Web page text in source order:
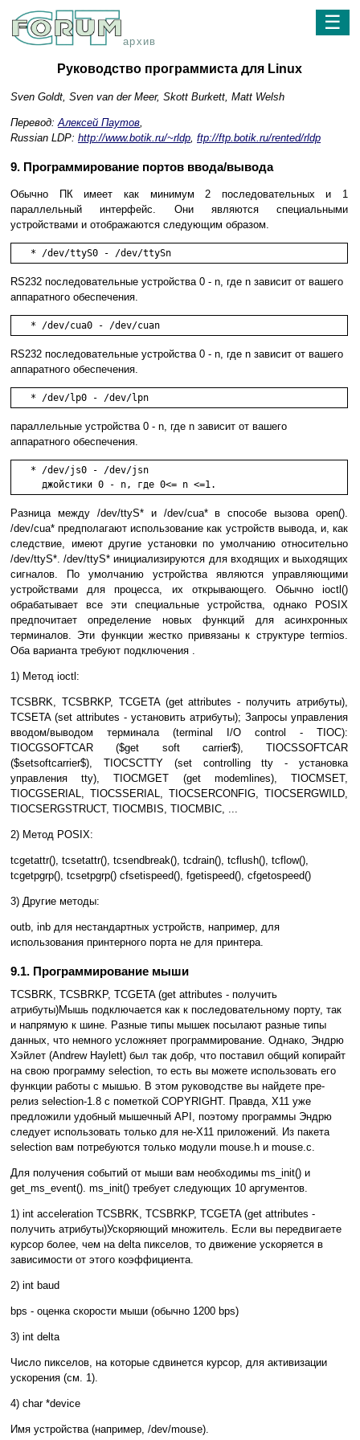
архив
☰
Руководство программиста для Linux
Sven Goldt, Sven van der Meer, Skott Burkett, Matt Welsh
Перевод:Алексей Паутов,
Russian LDP: http://www.botik.ru/~rldp, ftp://ftp.botik.ru/rented/rldp
9. Программирование портов ввода/вывода
Обычно ПК имеет как минимум 2 последовательных и 1
параллельный интерфейс. Они являются специальными
устройствами и отображаются следующим образом.
   * /dev/ttyS0 - /dev/ttySn
RS232 последовательные устройства 0 - n, где n зависит от вашего
аппаратного обеспечения.
   * /dev/cua0 - /dev/cuan
RS232 последовательные устройства 0 - n, где n зависит от вашего
аппаратного обеспечения.
   * /dev/lp0 - /dev/lpn
параллельные устройства 0 - n, где n зависит от вашего
аппаратного обеспечения.
   * /dev/js0 - /dev/jsn
     джойстики 0 - n, где 0<= n <=1.
Разница между /dev/ttyS* и /dev/cua* в способе вызова open().
/dev/cua* предполагают использование как устройств вывода, и, как
следствие, имеют другие установки по умолчанию относительно
/dev/ttyS*. /dev/ttyS* инициализируются для входящих и выходящих
сигналов. По умолчанию устройства являются управляющими
устройствами для процесса, их открывающего. Обычно ioctl()
обрабатывает все эти специальные устройства, однако POSIX
предпочитает определение новых функций для асинхронных
терминалов. Эти функции жестко привязаны к структуре termios.
Оба варианта требуют подключения .
1) Метод ioctl:
TCSBRK, TCSBRKP, TCGETA (get attributes - получить атрибуты),
TCSETA (set attributes - установить атрибуты); Запросы управления
вводом/выводом терминала (terminal I/O control - TIOC):
TIOCGSOFTCAR ($get soft carrier$), TIOCSSOFTCAR
($setsoftcarrier$), TIOCSCTTY (set controlling tty - установка
управления tty), TIOCMGET (get modemlines), TIOCMSET,
TIOCGSERIAL, TIOCSSERIAL, TIOCSERCONFIG, TIOCSERGWILD,
TIOCSERGSTRUCT, TIOCMBIS, TIOCMBIC, ...
2) Метод POSIX:
tcgetattr(), tcsetattr(), tcsendbreak(), tcdrain(), tcflush(), tcflow(),
tcgetpgrp(), tcsetpgrp() cfsetispeed(), fgetispeed(), cfgetospeed()
3) Другие методы:
outb, inb для нестандартных устройств, например, для
использования принтерного порта не для принтера.
9.1. Программирование мыши
TCSBRK, TCSBRKP, TCGETA (get attributes - получить
атрибуты)Мышь подключается как к последовательному порту, так
и напрямую к шине. Разные типы мышек посылают разные типы
данных, что немного усложняет программирование. Однако, Эндрю
Хэйлет (Andrew Haylett) был так добр, что поставил общий копирайт
на свою программу selection, то есть вы можете использовать его
функции работы с мышью. В этом руководстве вы найдете пре-
релиз selection-1.8 с пометкой COPYRIGHT. Правда, X11 уже
предложили удобный мышечный API, поэтому программы Эндрю
следует использовать только для не-X11 приложений. Из пакета
selection вам потребуются только модули mouse.h и mouse.c.
Для получения событий от мыши вам необходимы ms_init() и
get_ms_event(). ms_init() требует следующих 10 аргументов.
1) int acceleration TCSBRK, TCSBRKP, TCGETA (get attributes -
получить атрибуты)Ускоряющий множитель. Если вы передвигаете
курсор более, чем на delta пикселов, то движение ускоряется в
зависимости от этого коэффициента.
2) int baud
bps - оценка скорости мыши (обычно 1200 bps)
3) int delta
Число пикселов, на которые сдвинется курсор, для активизации
ускорения (см. 1).
4) char *device
Имя устройства (например, /dev/mouse).